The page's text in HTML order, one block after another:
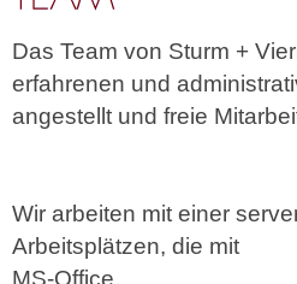
Das Team von Sturm +
erfahrenen und
angestellt und freie
Wir arbeiten mit einer
Arbeitsplätzen, die mit
MS-Office,